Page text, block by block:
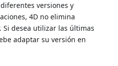
versiones y
4D no elimina
desea utilizar las últimas
adaptar su versión en